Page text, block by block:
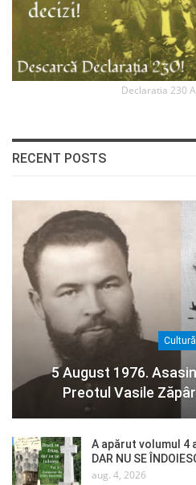
Declaratia 230
RECENT POSTS
Cultură
5 August 1976.
Preotul Vasile
A apărut volumul 4
DAR NU SE
aug. 4, 2026